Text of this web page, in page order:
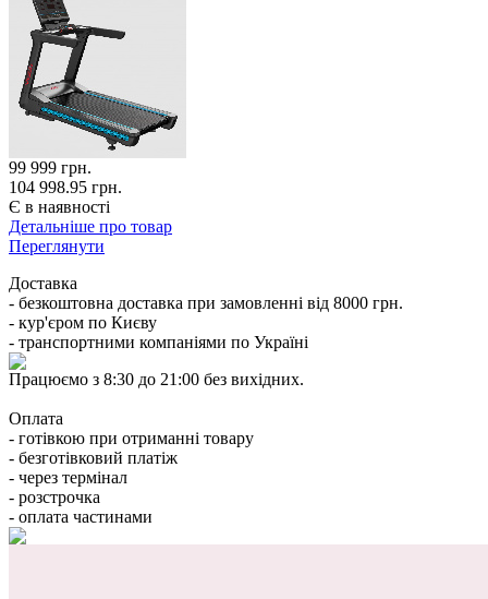
99 999 грн.
104 998.95 грн.
Є в наявності
Детальніше про товар
Переглянути
Доставка
- безкоштовна доставка при замовленні від 8000 грн.
- кур'єром по Києву
- транспортними компаніями по Україні
Працюємо з 8:30 до 21:00 без вихідних.
Оплата
- готівкою при отриманні товару
- безготівковий платіж
- через термінал
- розстрочка
- оплата частинами